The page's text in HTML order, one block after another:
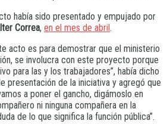
había sido presentado y empujado por
Correa, en el mes de abril.
acto es para demostrar que el ministerio
se involucra con este proyecto porque
para las y los trabajadores”, había dicho
presentación de la iniciativa y agregó que
a poner el gancho, digámoslo en
ni ninguna compañera en la
de lo que significa la función pública”.